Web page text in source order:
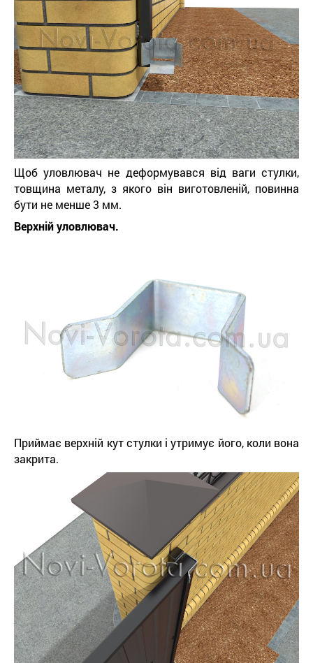
Щоб уловлювач не деформувався від ваги стулки,
товщина металу, з якого він виготовленій, повинна
бути не менше 3 мм.
Верхній уловлювач.
Приймає верхній кут стулки і утримує його, коли вона
закрита.